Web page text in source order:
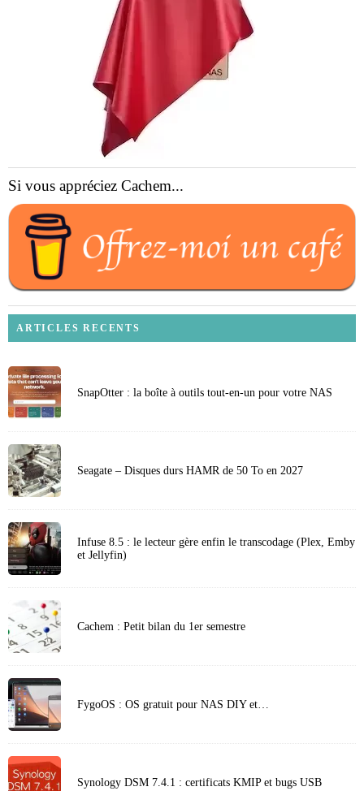
Si vous appréciez Cachem...
ARTICLES RECENTS
SnapOtter : la boîte à outils tout-en-un pour votre NAS
Seagate – Disques durs HAMR de 50 To en 2027
Infuse 8.5 : le lecteur gère enfin le transcodage (Plex, Emby
et Jellyfin)
Cachem : Petit bilan du 1er semestre
FygoOS : OS gratuit pour NAS DIY et…
Synology DSM 7.4.1 : certificats KMIP et bugs USB